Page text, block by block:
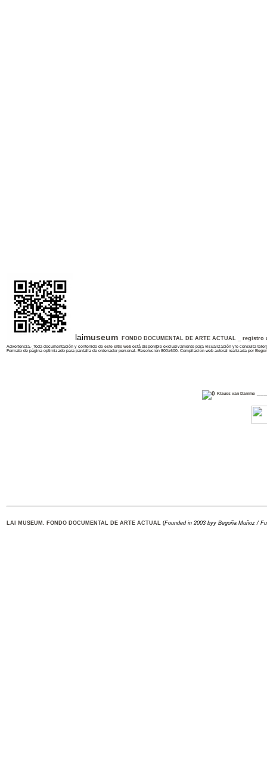
laimuseum FONDO DOCUMENTAL DE ARTE ACTUAL _ registro
Advertencia.- Toda documentación y contenido de este sitio web está disponible exclusivamente para visualización y/o consulta
Formato de página optimizado para pantalla de ordenador personal. Resolución 800x600. Compilación web autoral realizada por
Klauss van Damme
LAI MUSEUM. FONDO DOCUMENTAL DE ARTE ACTUAL (Founded in 2003 byy Begoña Muñoz /